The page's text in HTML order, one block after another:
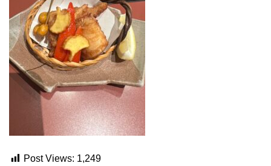
Post Views: 1,249